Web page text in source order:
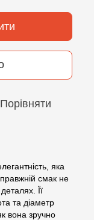
Порівняти
яка
смак не
Її
та діаметр
вона зручно